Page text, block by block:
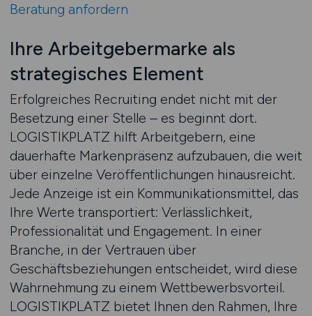
Beratung anfordern
Ihre Arbeitgebermarke als
strategisches Element
Erfolgreiches Recruiting endet nicht mit der
Besetzung einer Stelle – es beginnt dort.
LOGISTIKPLATZ hilft Arbeitgebern, eine
dauerhafte Markenpräsenz aufzubauen, die weit
über einzelne Veröffentlichungen hinausreicht.
Jede Anzeige ist ein Kommunikationsmittel, das
Ihre Werte transportiert: Verlässlichkeit,
Professionalität und Engagement. In einer
Branche, in der Vertrauen über
Geschäftsbeziehungen entscheidet, wird diese
Wahrnehmung zu einem Wettbewerbsvorteil.
LOGISTIKPLATZ bietet Ihnen den Rahmen, Ihre